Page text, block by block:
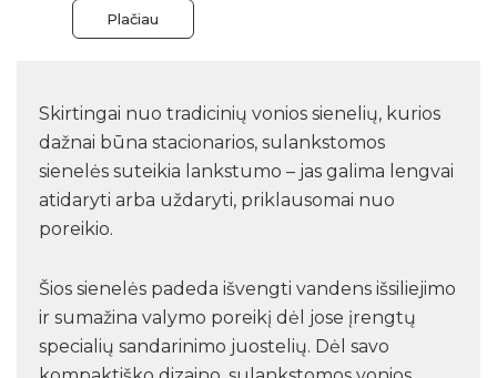
Plačiau
Skirtingai nuo tradicinių vonios sienelių, kurios
dažnai būna stacionarios, sulankstomos
sienelės suteikia lankstumo – jas galima lengvai
atidaryti arba uždaryti, priklausomai nuo
poreikio.
Šios sienelės padeda išvengti vandens išsiliejimo
ir sumažina valymo poreikį dėl jose įrengtų
specialių sandarinimo juostelių. Dėl savo